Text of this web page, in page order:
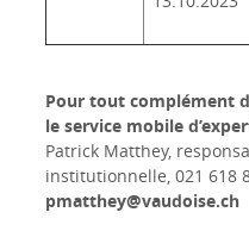
Pour tout complément
le service mobile
Patrick Matthey,
institutionnelle, 021 618
pmatthey@vaudoise.ch